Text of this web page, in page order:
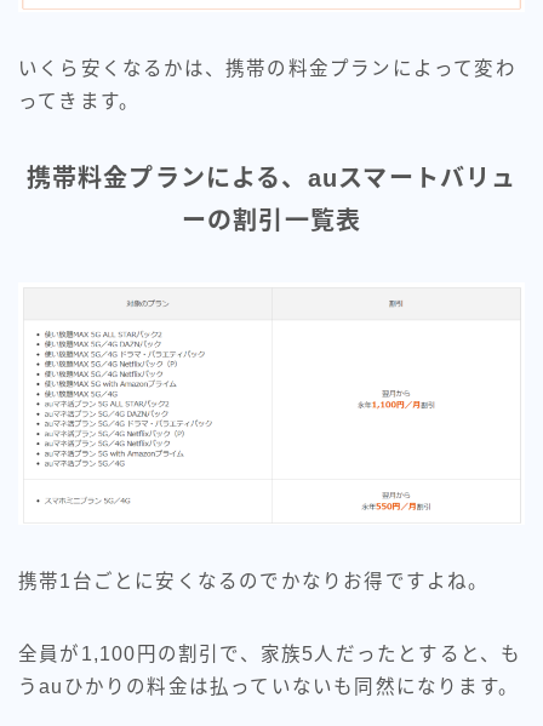
いくら安くなるかは、携帯の料金プランによって変わ
ってきます。
携帯料金プランによる、auスマートバリュ
ーの割引一覧表
携帯1台ごとに安くなるのでかなりお得ですよね。
全員が1,100円の割引で、家族5人だったとすると、も
うauひかりの料金は払っていないも同然になります。